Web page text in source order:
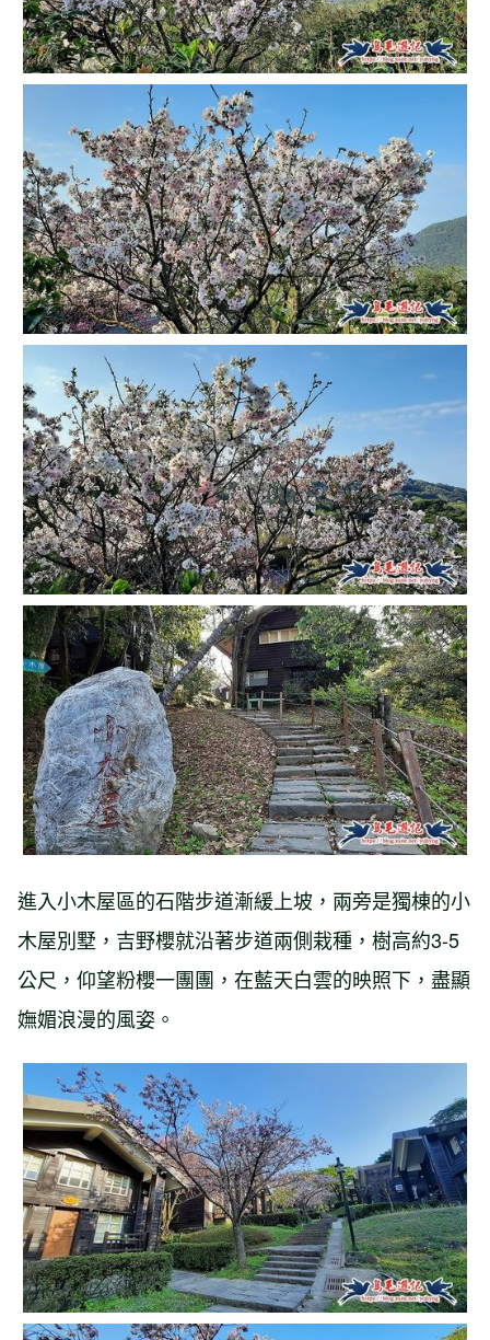
進入小木屋區的石階步道漸緩上坡，兩旁是獨棟的小
木屋別墅，吉野櫻就沿著步道兩側栽種，樹高約3-5
公尺，仰望粉櫻一團團，在藍天白雲的映照下，盡顯
嫵媚浪漫的風姿。